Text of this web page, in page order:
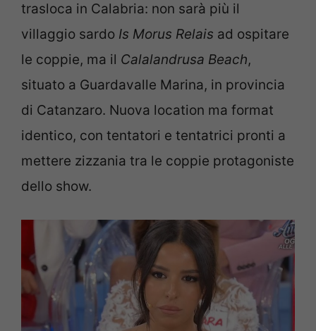
trasloca in Calabria: non sarà più il
villaggio sardo Is Morus Relais ad ospitare
le coppie, ma il Calalandrusa Beach,
situato a Guardavalle Marina, in provincia
di Catanzaro. Nuova location ma format
identico, con tentatori e tentatrici pronti a
mettere zizzania tra le coppie protagoniste
dello show.